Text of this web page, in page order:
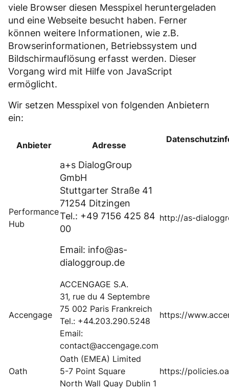
viele Browser diesen Messpixel heruntergeladen
und eine Webseite besucht haben. Ferner
können weitere Informationen, wie z.B.
Browserinformationen, Betriebssystem und
Bildschirmauflösung erfasst werden. Dieser
Vorgang wird mit Hilfe von JavaScript
ermöglicht.
Wir setzen Messpixel von folgenden Anbietern
ein:
Anbieter Adresse
Performance
Hub
a+s DialogGroup
GmbH
Stuttgarter Straße 41
71254 Ditzingen
Tel.: +49 7156 425 84
00
Email: info@as-
dialoggroup.de
http://as-
Accengage
ACCENGAGE S.A.
31, rue du 4 Septembre
75 002 Paris Frankreich
Tel.: +44.203.290.5248
Email:
contact@accengage.com
https://
Oath
Oath (EMEA) Limited
5-7 Point Square
North Wall Quay Dublin 1
https://